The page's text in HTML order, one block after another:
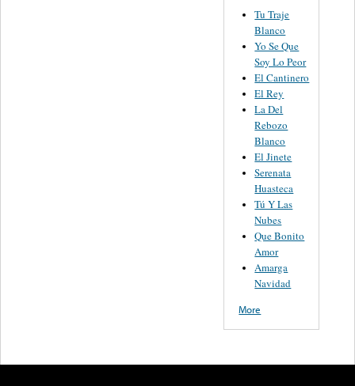
Tu Traje
Blanco
Yo Se Que
Soy Lo Peor
El Cantinero
El Rey
La Del
Rebozo
Blanco
El Jinete
Serenata
Huasteca
Tú Y Las
Nubes
Que Bonito
Amor
Amarga
Navidad
More